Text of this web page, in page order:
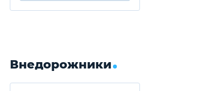
Внедорожники